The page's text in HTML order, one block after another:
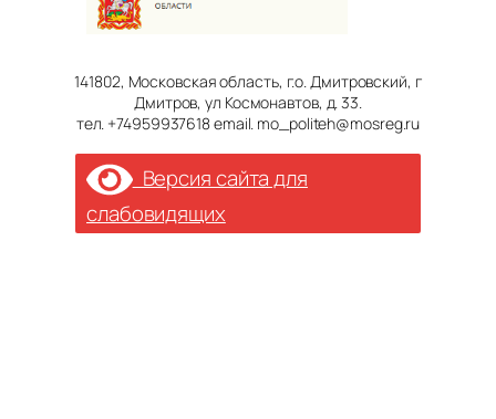
141802, Московская область, г.о. Дмитровский, г
Дмитров, ул Космонавтов, д. 33.
тел. +74959937618 email. mo_politeh@mosreg.ru
Версия сайта для
слабовидящих